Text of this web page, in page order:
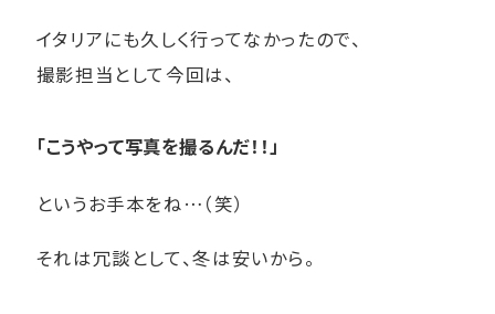
イタリアにも久しく行ってなかったので、
撮影担当として今回は、
「こうやって写真を撮るんだ！！」
というお手本をね…（笑）
それは冗談として、冬は安いから。